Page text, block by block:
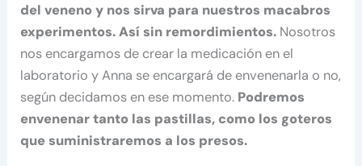
del veneno y nos sirva para nuestros macabros
experimentos. Así sin remordimientos. Nosotros
nos encargamos de crear la medicación en el
laboratorio y Anna se encargará de envenenarla o no,
según decidamos en ese momento. Podremos
envenenar tanto las pastillas, como los goteros
que suministraremos a los presos.